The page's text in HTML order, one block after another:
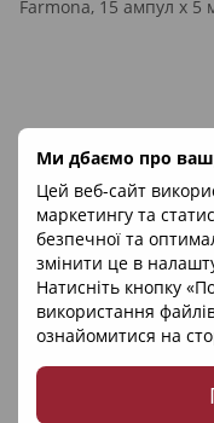
Ми дбаємо про
Цей веб-сайт
маркетингу та
безпечної та
змінити це в
Натисніть кнопку
використання
ознайомитися на